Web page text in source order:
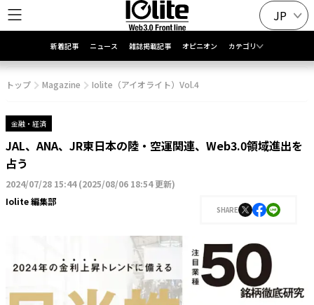
JP
新着記事 ニュース 雑誌掲載記事 オピニオン カテゴリ
トップ Magazine Iolite（アイオライト）Vol.4
金融・経済
JAL、ANA、JR東日本の陸・空運関連、Web3.0領域進出を
占う
2024/07/28 15:44(2025/08/06 18:54 更新)
Iolite 編集部
SHARE